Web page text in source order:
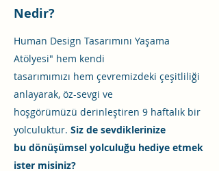
Nedir?
Human Design Tasarımını Yaşama
Atölyesi" hem kendi
tasarımımızı hem çevremizdeki çeşitliliği
anlayarak, öz-sevgi ve
hoşgörümüzü derinleştiren 9 haftalık bir
yolculuktur. Siz de sevdiklerinize
bu dönüşümsel yolculuğu hediye etmek
ister misiniz?